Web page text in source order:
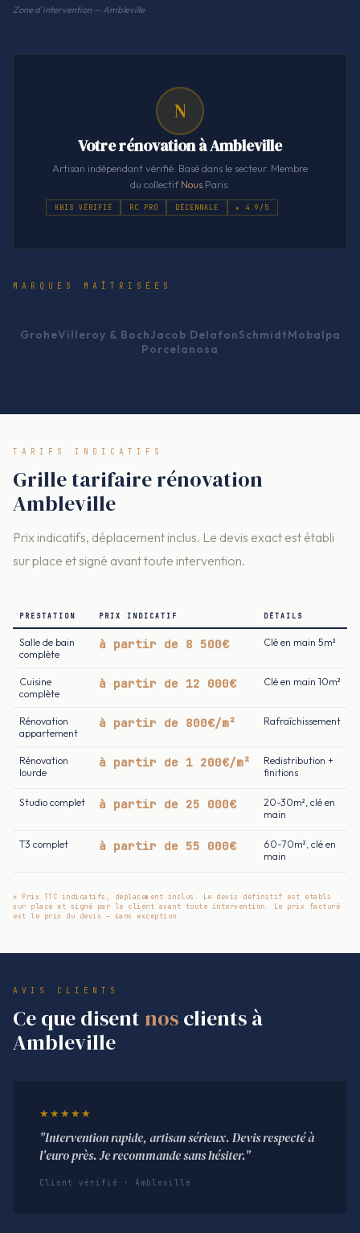
Zone d'intervention — Ambleville
N
Votre rénovation à Ambleville
Artisan indépendant vérifié. Basé dans le secteur. Membre
du collectifNous .Paris.
KBIS VÉRIFIÉ RC PRO DÉCENNALE ★ 4.9/5
MARQUES MAÎTRISÉES
GroheVilleroy & BochJacob DelafonSchmidtMobalpa
Porcelanosa
TARIFS INDICATIFS
Grille tarifaire rénovation
Ambleville
Prix indicatifs, déplacement inclus. Le devis exact est établi
sur place et signé avant toute intervention.
PRESTATION PRIX INDICATIF DÉTAILS
Salle de bain
complète
à partir de 8 500€ Clé en main 5m²
Cuisine
complète
à partir de 12 000€ Clé en main 10m²
Rénovation
appartement
à partir de 800€/m² Rafraîchissement
Rénovation
lourde
à partir de 1 200€/m²
Redistribution +
finitions
Studio complet à partir de 25 000€
20-30m², clé en
main
T3 complet à partir de 55 000€
60-70m², clé en
main
* Prix TTC indicatifs, déplacement inclus. Le devis définitif est établi
sur place et signé par le client avant toute intervention. Le prix facturé
est le prix du devis — sans exception.
AVIS CLIENTS
Ce que disent nosclients à
Ambleville
★★★★★
"Intervention rapide, artisan sérieux. Devis respecté à
l'euro près. Je recommande sans hésiter."
Client vérifié · Ambleville